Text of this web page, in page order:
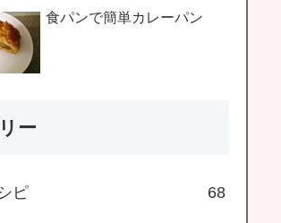
食パンで簡単カレーパン
ー
ピ 68